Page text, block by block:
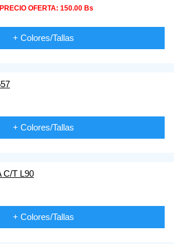
PRECIO OFERTA: 150.00 Bs
+ Colores/Tallas
+ Colores/Tallas
+ Colores/Tallas